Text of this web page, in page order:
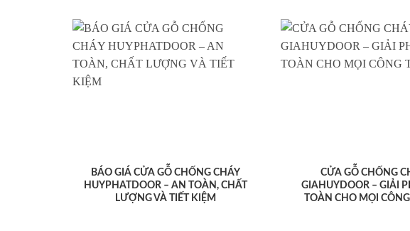
BÁO GIÁ CỬA GỖ CHỐNG CHÁY
HUYPHATDOOR – AN TOÀN, CHẤT
LƯỢNG VÀ TIẾT KIỆM
CỬA GỖ CHỐNG
GIAHUYDOOR – GIẢI
TOÀN CHO MỌI